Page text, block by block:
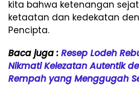
kita bahwa ketenangan
ketaatan dan kedekatan
Pencipta.
Baca juga : Resep Lodeh
Nikmati Kelezatan Autentik
Rempah yang Menggugah